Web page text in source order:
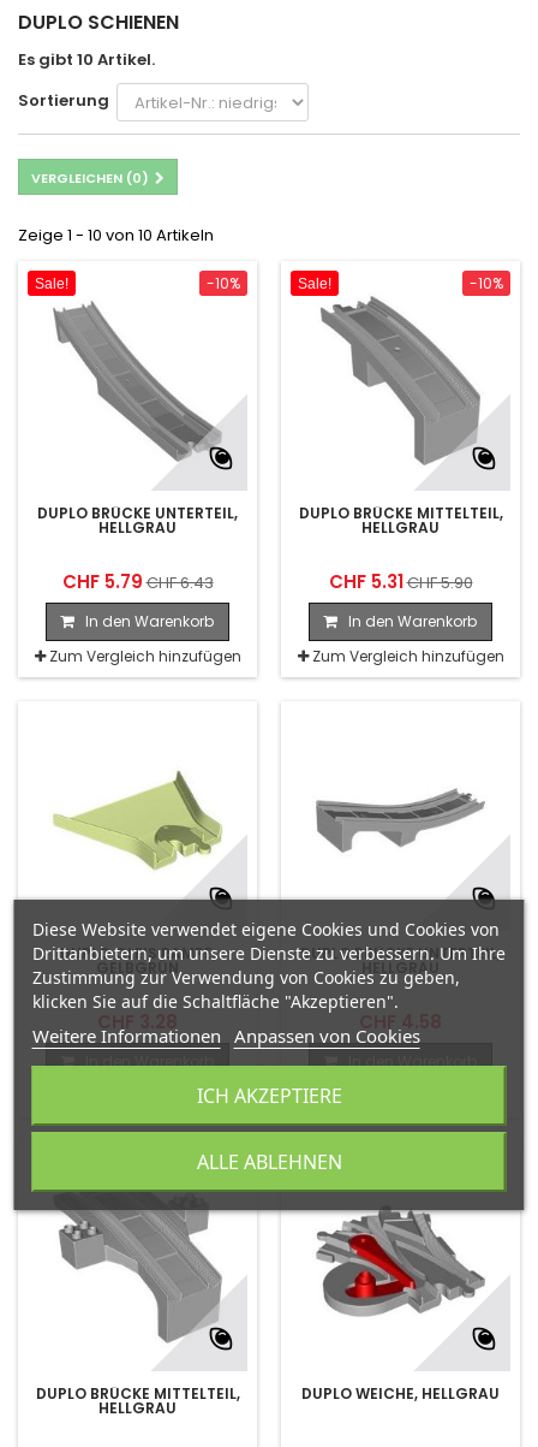
DUPLO SCHIENEN
Es gibt 10 Artikel.
Sortierung
VERGLEICHEN (0)
Zeige 1 - 10 von 10 Artikeln
Sale!
DUPLO BRÜCKE UNTERTEIL,
HELLGRAU
CHF 5.79CHF 6.43
-10%
In den Warenkorb
Zum Vergleich hinzufügen
Sale!
DUPLO BRÜCKE MITTELTEIL,
HELLGRAU
CHF 5.31CHF 5.90
-10%
In den Warenkorb
Zum Vergleich hinzufügen
DUPLO GLEIS RAMPE,
GELBGRÜN
In den Warenkorb
Zum Vergleich hinzufügen
DUPLO BRÜCKE UNTERTEIL,
HELLGRAU
In den Warenkorb
Zum Vergleich hinzufügen
DUPLO BRÜCKE MITTELTEIL,
HELLGRAU
DUPLO WEICHE, HELLGRAU
Diese Website verwendet eigene Cookies und Cookies von
Drittanbietern, um unsere Dienste zu verbessern. Um Ihre
Zustimmung zur Verwendung von Cookies zu geben,
klicken Sie auf die Schaltfläche "Akzeptieren".
Weitere Informationen Anpassen von Cookies
ALLE ABLEHNEN
ICH AKZEPTIERE